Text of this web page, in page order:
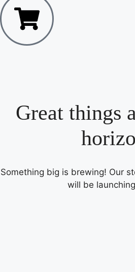
Great things
Something big is brewing! Our
will be